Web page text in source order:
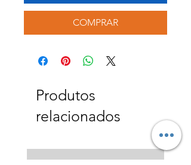
COMPRAR
Produtos
relacionados